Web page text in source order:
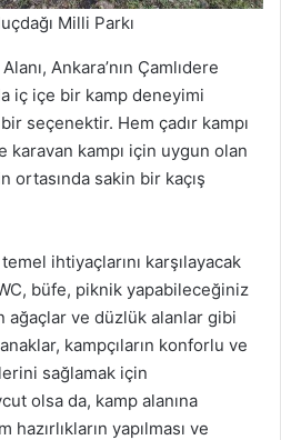
Milli Parkı
Ankara’nın Çamlıdere
iç içe bir kamp deneyimi
seçenektir. Hem çadır kampı
kampı için uygun olan
ortasında sakin bir kaçış
ihtiyaçlarını karşılayacak
büfe, piknik yapabileceğiniz
ağaçlar ve düzlük alanlar gibi
kampçıların konforlu ve
sağlamak için
olsa da, kamp alanına
yapılması ve